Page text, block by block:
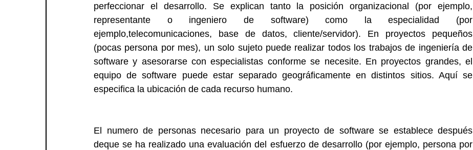
perfeccionar el desarrollo. Se explican tanto la posición organizacional (por ejemplo,
representante o ingeniero de software) como la especialidad (por
ejemplo,telecomunicaciones, base de datos, cliente/servidor). En proyectos pequeños
(pocas persona por mes), un solo sujeto puede realizar todos los trabajos de ingeniería de
software y asesorarse con especialistas conforme se necesite. En proyectos grandes, el
equipo de software puede estar separado geográficamente en distintos sitios. Aquí se
especifica la ubicación de cada recurso humano.
El numero de personas necesario para un proyecto de software se establece después
deque se ha realizado una evaluación del esfuerzo de desarrollo (por ejemplo, persona por